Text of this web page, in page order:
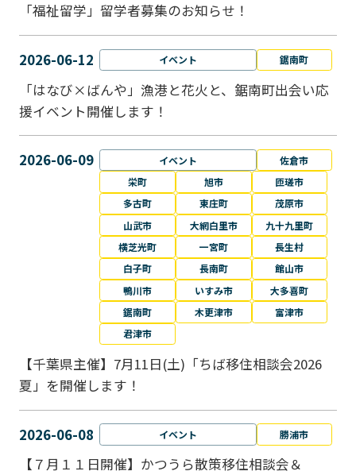
「福祉留学」留学者募集のお知らせ！
2026-06-12 イベント 鋸南町
「はなび×ばんや」漁港と花火と、鋸南町出会い応
援イベント開催します！
2026-06-09 イベント
佐倉市
栄町
旭市
匝瑳市
多古町
東庄町
茂原市
山武市
大網白里市
九十九里町
横芝光町
一宮町
長生村
白子町
長南町
館山市
鴨川市
いすみ市
大多喜町
鋸南町
木更津市
富津市
君津市
【千葉県主催】7月11日(土)「ちば移住相談会2026
夏」を開催します！
2026-06-08 イベント 勝浦市
【７月１１日開催】かつうら散策移住相談会＆